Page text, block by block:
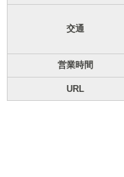
交通
営業時間
URL